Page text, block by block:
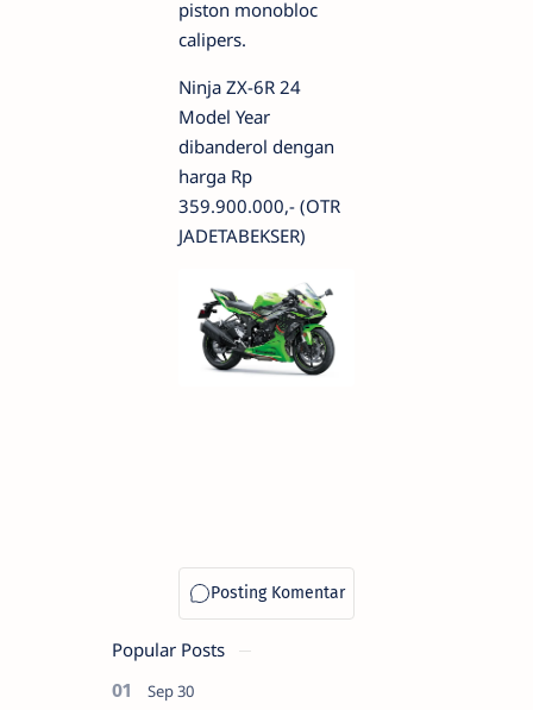
piston monobloc
calipers.
Ninja ZX-6R 24
Model Year
dibanderol dengan
harga Rp
359.900.000,- (OTR
JADETABEKSER)
Popular Posts